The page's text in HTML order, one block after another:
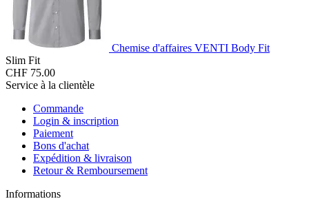
Chemise d'affaires VENTI Body Fit
Slim Fit
CHF 75.00
Service à la clientèle
Commande
Login & inscription
Paiement
Bons d'achat
Expédition & livraison
Retour & Remboursement
Informations